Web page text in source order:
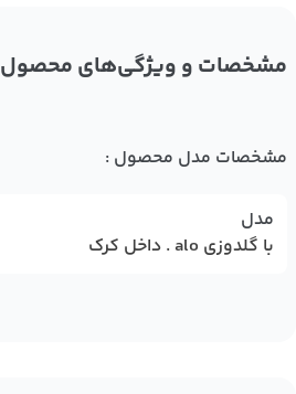
مشخصات و ویژگی‌های محصول
مشخصات مدل محصول :
مدل
با گلدوزی alo . داخل کرک